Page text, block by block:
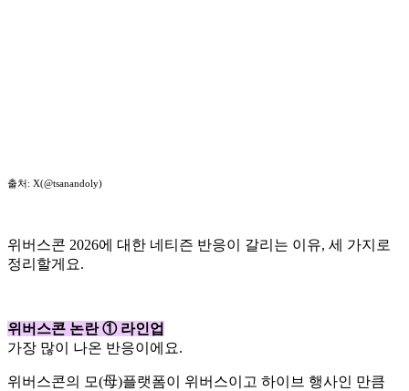
출처: X(@tsanandoly)
위버스콘 2026에 대한 네티즌 반응이 갈리는 이유, 세 가지로
정리할게요.
위버스콘 논란 ① 라인업
가장 많이 나온 반응이에요.
위버스콘의 모(母)플랫폼이 위버스이고 하이브 행사인 만큼